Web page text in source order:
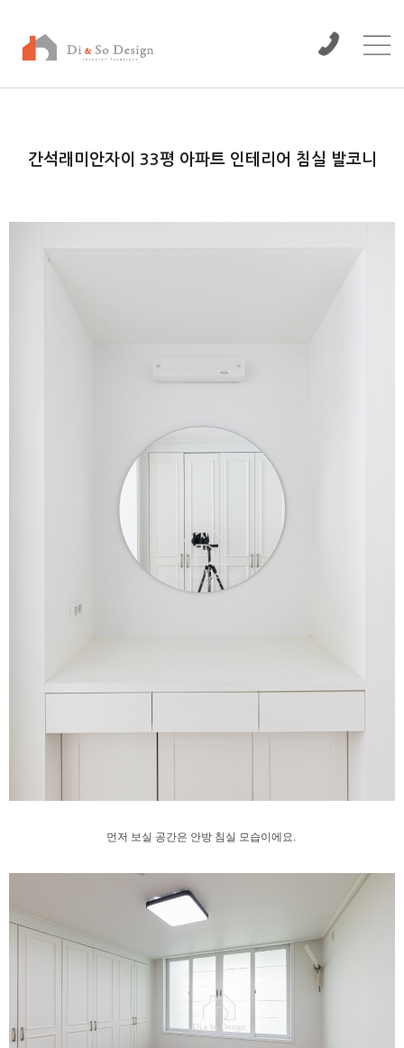
간석래미안자이 33평 아파트 인테리어 침실 발코니
본문
먼저 보실 공간은 안방 침실 모습이에요.